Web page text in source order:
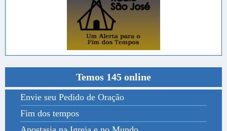
Temos 145 online
Envie seu Pedido de Oração
Fim dos tempos